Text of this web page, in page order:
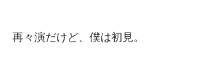
再々演だけど、僕は初見。